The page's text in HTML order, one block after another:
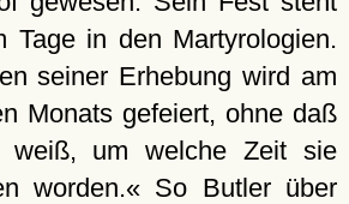
Tage in den Martyrologien.
seiner Erhebung wird am
Monats gefeiert, ohne daß
weiß, um welche Zeit sie
worden.« So Butler über